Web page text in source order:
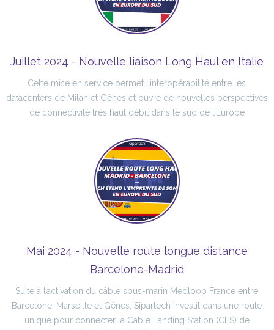
Juillet 2024 - Nouvelle liaison Long Haul en Italie
Cette mise en service permet l’interopérabilité entre les
datacenters de Milan et Gênes et ouvre de nouvelles perspectives
de connectivité très haut débit dans le sud de l’Europe
Mai 2024 - Nouvelle route longue distance
Barcelone-Madrid
Suite à l’activation du câble sous-marin Medloop France entre
Barcelone, Marseille et Gênes, Sipartech investit dans une route
unique pour connecter la Cable Landing Station (CLS) de